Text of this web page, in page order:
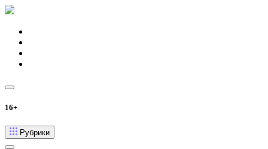
16+
Рубрики